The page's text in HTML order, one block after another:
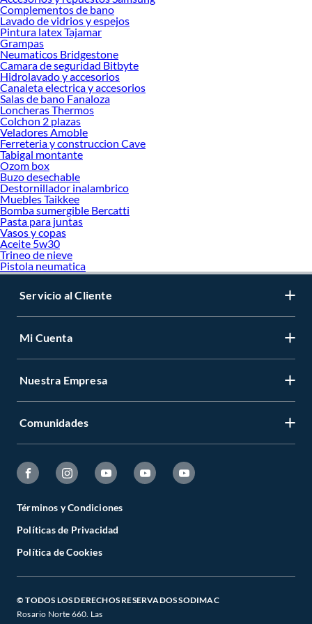
Complementos de bano
Lavado de vidrios y espejos
Pintura latex Tajamar
Grampas
Neumaticos Bridgestone
Camara de seguridad Bitbyte
Hidrolavado y accesorios
Canaleta electrica y accesorios
Salas de bano Fanaloza
Loncheras Thermos
Colchon 2 plazas
Veladores Amoble
Ferreteria y construccion Cave
Tabigal montante
Ozom box
Buzo desechable
Destornillador inalambrico
Muebles Taikkee
Bomba sumergible Bercatti
Pasta para juntas
Vasos y copas
Aceite 5w30
Trineo de nieve
Pistola neumatica
Servicio al Cliente
Mi Cuenta
Nuestra Empresa
Comunidades
Términos y Condiciones
Políticas de Privacidad
Política de Cookies
© TODOS LOS DERECHOS RESERVADOS SODIMAC
Rosario Norte 660. Las